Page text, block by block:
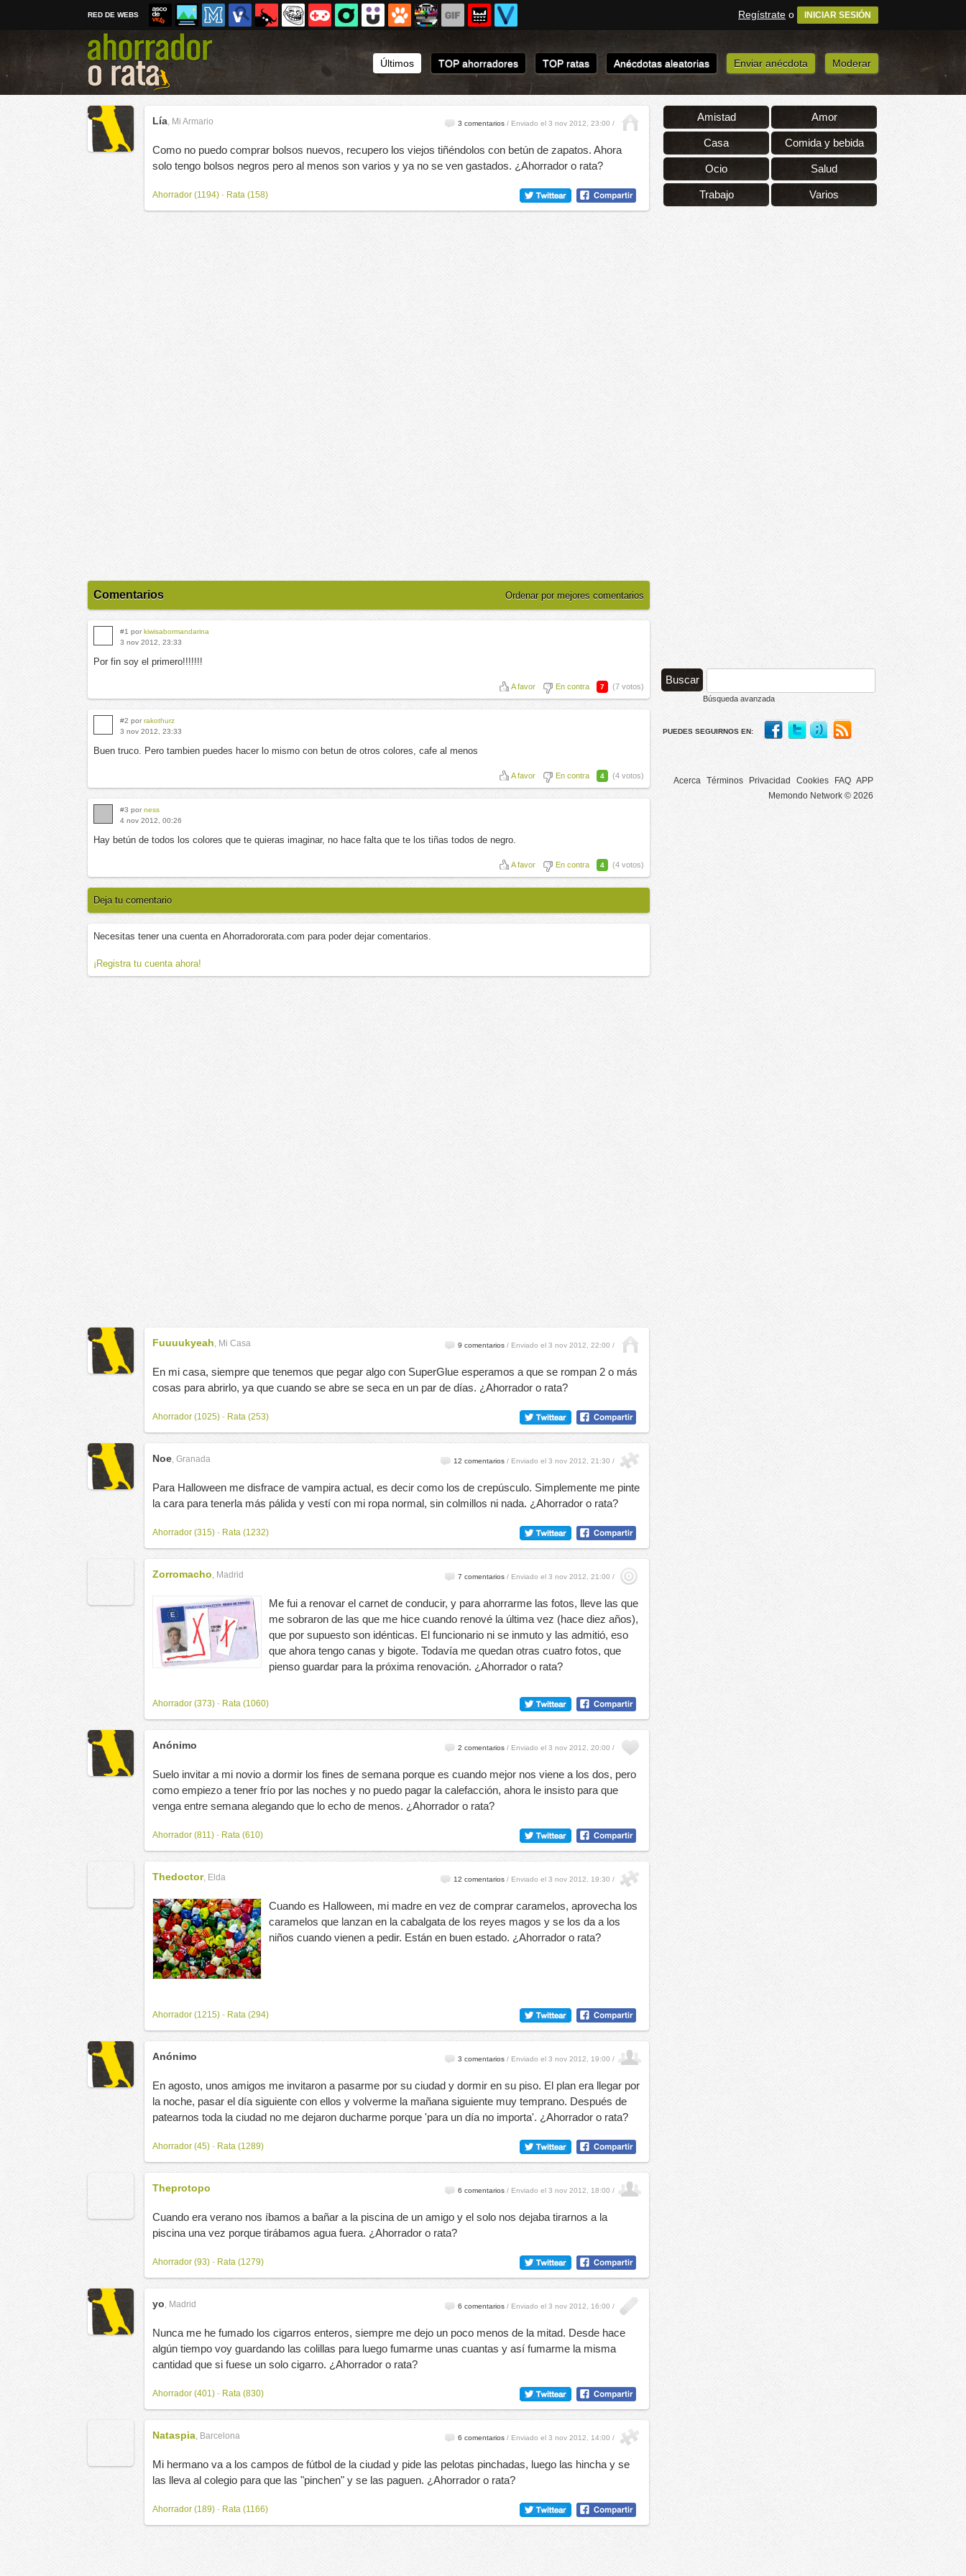
RED DE WEBS Regístrate o INICIAR SESIÓN
Últimos TOP ahorradores TOP ratas Anécdotas aleatorias Enviar anécdota Moderar
Lía, Mi Armario 3 comentarios / Enviado el 3 nov 2012, 23:00 /
Como no puedo comprar bolsos nuevos, recupero los viejos tiñéndolos con betún de zapatos. Ahora
solo tengo bolsos negros pero al menos son varios y ya no se ven gastados. ¿Ahorrador o rata?
Ahorrador (1194) - Rata (158)
Comentarios Ordenar por mejores comentarios
#1 por kiwisabormandarina
3 nov 2012, 23:33
Por fin soy el primero!!!!!!!
A favor En contra 7 (7 votos)
#2 por rakothurz
3 nov 2012, 23:33
Buen truco. Pero tambien puedes hacer lo mismo con betun de otros colores, cafe al menos
A favor En contra 4 (4 votos)
#3 por ness
4 nov 2012, 00:26
Hay betún de todos los colores que te quieras imaginar, no hace falta que te los tiñas todos de negro.
A favor En contra 4 (4 votos)
Deja tu comentario
Necesitas tener una cuenta en Ahorradororata.com para poder dejar comentarios.
¡Registra tu cuenta ahora!
Fuuuukyeah, Mi Casa 9 comentarios / Enviado el 3 nov 2012, 22:00 /
En mi casa, siempre que tenemos que pegar algo con SuperGlue esperamos a que se rompan 2 o más
cosas para abrirlo, ya que cuando se abre se seca en un par de días. ¿Ahorrador o rata?
Ahorrador (1025) - Rata (253)
Noe, Granada 12 comentarios / Enviado el 3 nov 2012, 21:30 /
Para Halloween me disfrace de vampira actual, es decir como los de crepúsculo. Simplemente me pinte
la cara para tenerla más pálida y vestí con mi ropa normal, sin colmillos ni nada. ¿Ahorrador o rata?
Ahorrador (315) - Rata (1232)
Zorromacho, Madrid 7 comentarios / Enviado el 3 nov 2012, 21:00 /
Me fui a renovar el carnet de conducir, y para ahorrarme las fotos, lleve las que
me sobraron de las que me hice cuando renové la última vez (hace diez años),
que por supuesto son idénticas. El funcionario ni se inmuto y las admitió, eso
que ahora tengo canas y bigote. Todavía me quedan otras cuatro fotos, que
pienso guardar para la próxima renovación. ¿Ahorrador o rata?
Ahorrador (373) - Rata (1060)
Anónimo 2 comentarios / Enviado el 3 nov 2012, 20:00 /
Suelo invitar a mi novio a dormir los fines de semana porque es cuando mejor nos viene a los dos, pero
como empiezo a tener frío por las noches y no puedo pagar la calefacción, ahora le insisto para que
venga entre semana alegando que lo echo de menos. ¿Ahorrador o rata?
Ahorrador (811) - Rata (610)
Thedoctor, Elda 12 comentarios / Enviado el 3 nov 2012, 19:30 /
Cuando es Halloween, mi madre en vez de comprar caramelos, aprovecha los
caramelos que lanzan en la cabalgata de los reyes magos y se los da a los
niños cuando vienen a pedir. Están en buen estado. ¿Ahorrador o rata?
Ahorrador (1215) - Rata (294)
Anónimo 3 comentarios / Enviado el 3 nov 2012, 19:00 /
En agosto, unos amigos me invitaron a pasarme por su ciudad y dormir en su piso. El plan era llegar por
la noche, pasar el día siguiente con ellos y volverme la mañana siguiente muy temprano. Después de
patearnos toda la ciudad no me dejaron ducharme porque 'para un día no importa'. ¿Ahorrador o rata?
Ahorrador (45) - Rata (1289)
Theprotopo 6 comentarios / Enviado el 3 nov 2012, 18:00 /
Cuando era verano nos íbamos a bañar a la piscina de un amigo y el solo nos dejaba tirarnos a la
piscina una vez porque tirábamos agua fuera. ¿Ahorrador o rata?
Ahorrador (93) - Rata (1279)
yo, Madrid 6 comentarios / Enviado el 3 nov 2012, 16:00 /
Nunca me he fumado los cigarros enteros, siempre me dejo un poco menos de la mitad. Desde hace
algún tiempo voy guardando las colillas para luego fumarme unas cuantas y así fumarme la misma
cantidad que si fuese un solo cigarro. ¿Ahorrador o rata?
Ahorrador (401) - Rata (830)
Nataspia, Barcelona 6 comentarios / Enviado el 3 nov 2012, 14:00 /
Mi hermano va a los campos de fútbol de la ciudad y pide las pelotas pinchadas, luego las hincha y se
las lleva al colegio para que las "pinchen" y se las paguen. ¿Ahorrador o rata?
Ahorrador (189) - Rata (1166)
Amistad Amor
Casa Comida y bebida
Ocio Salud
Trabajo Varios
Búsqueda avanzada
PUEDES SEGUIRNOS EN:
Acerca Términos Privacidad Cookies FAQ APP
Memondo Network © 2026